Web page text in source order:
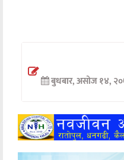
अन्तर्वार्ता
खेलकुद
मनोरञ्जन
बुधबार, असोज १४,